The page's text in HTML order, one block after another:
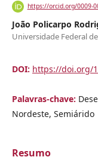
https://orcid.org/0009-
João Policarpo
Universidade Federal
DOI: https://doi.org/
Palavras-chave:
Nordeste, Semiárido
Resumo